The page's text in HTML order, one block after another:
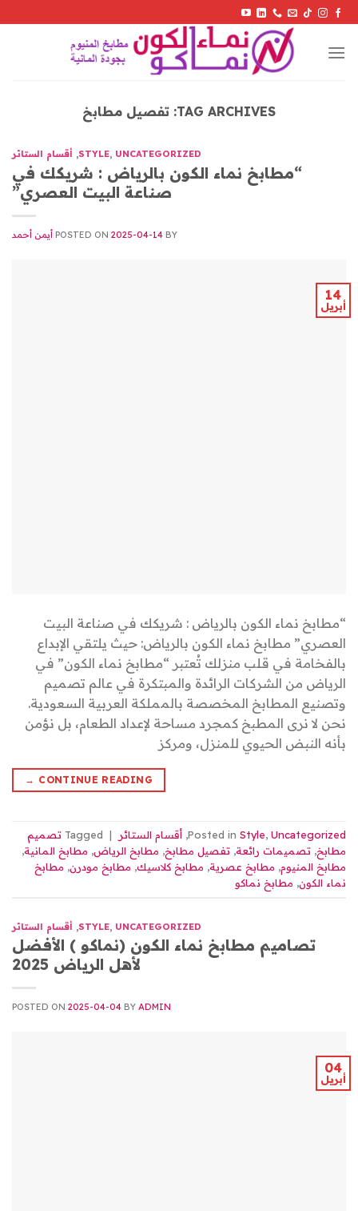
Skip
content
TAG ARCHIVES: تفصيل مطابخ
STYLE, UNCATEGORIZED
, أقسام الستائر
“مطابخ نماء الكون بالرياض : شريكك في
صناعة البيت العصري”
POSTED ON 2025-04-14 BY أيمن أحمد
14
أبريل
“مطابخ نماء الكون بالرياض : شريكك في صناعة البيت
العصري” مطابخ نماء الكون بالرياض: حيث يلتقي الإبداع
بالفخامة في قلب منزلك تُعتبر “مطابخ نماء الكون” في
الرياض من الشركات الرائدة والمبتكرة في عالم تصميم
وتصنيع المطابخ المخصصة بالمملكة العربية السعودية.
نحن لا نرى المطبخ كمجرد مساحة لإعداد الطعام، بل نؤمن
بأنه النبض الحيوي للمنزل، ومركز
CONTINUE READING
→
Posted in Style, Uncategorized
, أقسام الستائر |
Tagged تصميم
مطابخ, تصميمات رائعة, تفصيل مطابخ, مطابخ الرياض, مطابخ المانية,
مطابخ المنيوم, مطابخ عصرية, مطابخ كلاسيك, مطابخ مودرن, مطابخ
نماء الكون, مطابخ نماكو
STYLE UNCATEGORIZED أقسام الستائر
تصاميم مطابخ نماء الكون (نماكو ) الأفضل
لأهل الرياض 2025
POSTED ON 2025-04-04 BY ADMIN
04
أبريل